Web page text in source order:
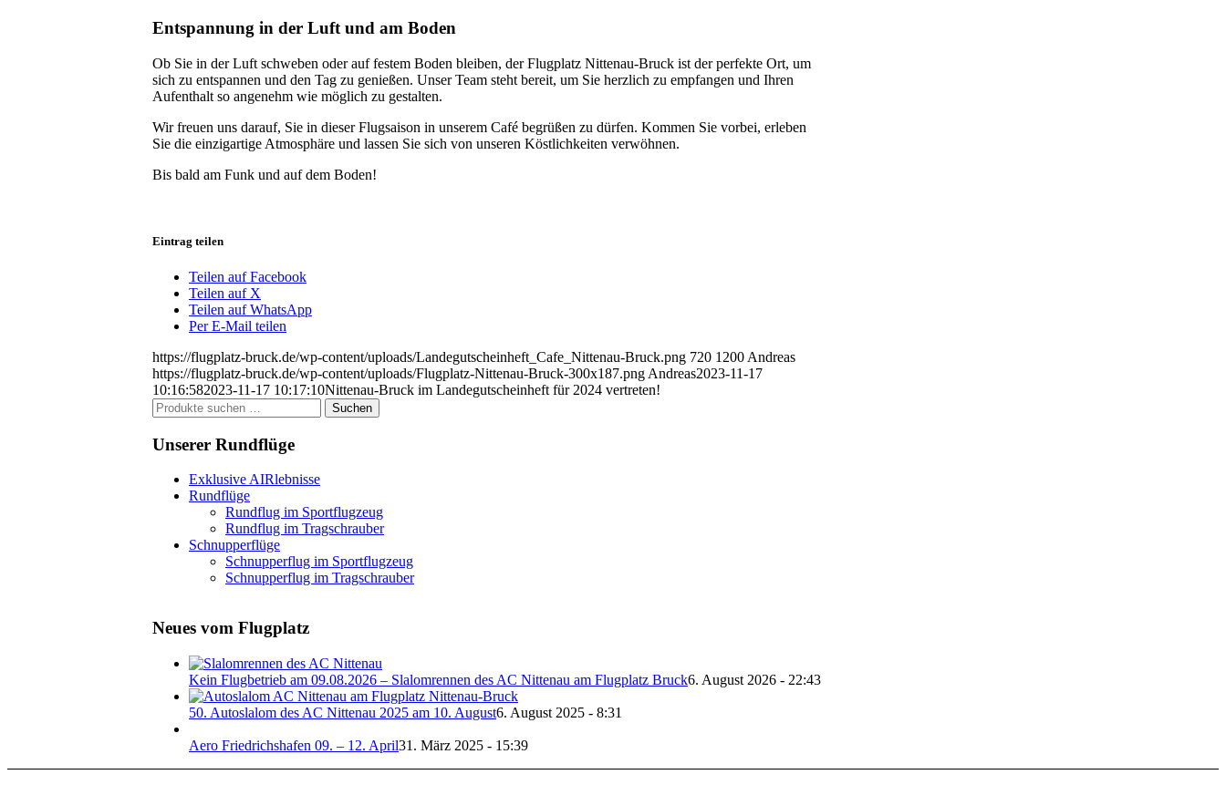
Entspannung in der Luft und am Boden
Ob Sie in der Luft schweben oder auf festem Boden bleiben, der Flugplatz Nittenau-Bruck ist der perfekte Ort, um
sich zu entspannen und den Tag zu genießen. Unser Team steht bereit, um Sie herzlich zu empfangen und Ihren
Aufenthalt so angenehm wie möglich zu gestalten.
Wir freuen uns darauf, Sie in dieser Flugsaison in unserem Café begrüßen zu dürfen. Kommen Sie vorbei, erleben
Sie die einzigartige Atmosphäre und lassen Sie sich von unseren Köstlichkeiten verwöhnen.
Bis bald am Funk und auf dem Boden!
Eintrag teilen
Teilen auf Facebook
Teilen auf X
Teilen auf WhatsApp
Per E-Mail teilen
https://flugplatz-bruck.de/wp-content/uploads/Landegutscheinheft_Cafe_Nittenau-Bruck.png 720 1200 Andreas
https://flugplatz-bruck.de/wp-content/uploads/Flugplatz-Nittenau-Bruck-300x187.png Andreas2023-11-17
10:16:582023-11-17 10:17:10Nittenau-Bruck im Landegutscheinheft für 2024 vertreten!
Suchen
nach:
Suchen
Unserer Rundflüge
Exklusive AIRlebnisse
Rundflüge
Rundflug im Sportflugzeug
Rundflug im Tragschrauber
Schnupperflüge
Schnupperflug im Sportflugzeug
Schnupperflug im Tragschrauber
Neues vom Flugplatz
Kein Flugbetrieb am 09.08.2026 – Slalomrennen des AC Nittenau am Flugplatz Bruck6. August 2026 - 22:43
50. Autoslalom des AC Nittenau 2025 am 10. August6. August 2025 - 8:31
Aero Friedrichshafen 09. – 12. April31. März 2025 - 15:39